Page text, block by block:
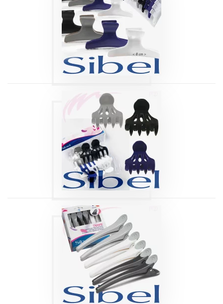
PINCES SÉPARE-
MÈCHES CROCO
L 8 CM SIBEL
Produits
PINCES SÉPARE-
MÈCHES CURL
LINE SIBEL
Produits
PINCES SÉPARE-
MÈCHES
CLIPAGRIP SIBEL
Produits